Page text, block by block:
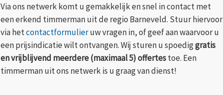
Via ons netwerk komt u gemakkelijk en snel in contact met
een erkend timmerman uit de regio Barneveld. Stuur hiervoor
via hetcontactformulieruw vragen in, of geef aan waarvoor u
een prijsindicatie wilt ontvangen. Wij sturen u spoediggratis
en vrijblijvend meerdere (maximaal 5) offertestoe. Een
timmerman uit ons netwerk is u graag van dienst!